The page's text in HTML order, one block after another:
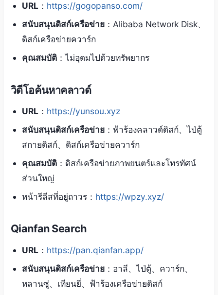
URL ： https://gogopanso.com/
สนับสนุนดิสก์เครือข่าย ：Alibaba Network Disk、
ดิสก์เครือข่ายควาร์ก
คุณสมบัติ ：ไม่อุดมไปด้วยทรัพยากร
วิดีโอค้นหาคลาวด์
URL ： https://yunsou.xyz
สนับสนุนดิสก์เครือข่าย ：ฟ้าร้องคลาวด์ดิสก์、ไป่ตู้
สกายดิสก์、ดิสก์เครือข่ายควาร์ก
คุณสมบัติ ：ดิสก์เครือข่ายภาพยนตร์และโทรทัศน์
ส่วนใหญ่
หน้ารีลีสที่อยู่ถาวร： https://wpzy.xyz/
Qianfan Search
URL ： https://pan.qianfan.app/
สนับสนุนดิสก์เครือข่าย ：อาลี、ไป่ตู้、ควาร์ก、
หลานซู่、เทียนยี่、ฟ้าร้องเครือข่ายดิสก์